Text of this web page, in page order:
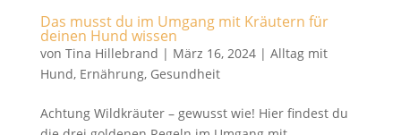
Das musst du im Umgang mit Kräutern für
deinen Hund wissen
von Tina Hillebrand | März 16, 2024| Alltag mit
Hund, Ernährung, Gesundheit
Achtung Wildkräuter – gewusst wie! Hier findest du